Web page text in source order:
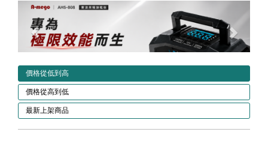
Previous
價格從低到高
價格從高到低
最新上架商品